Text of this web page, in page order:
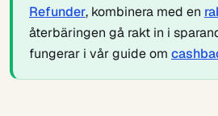
Refunder, kombinera med en
återbäringen gå rakt in i
fungerar i vår guide om